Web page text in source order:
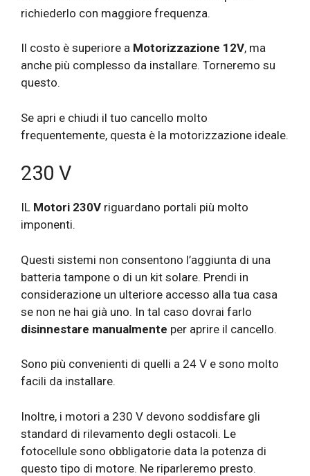
richiederlo con maggiore frequenza.
Il costo è superiore a Motorizzazione 12V, ma
anche più complesso da installare. Torneremo su
questo.
Se apri e chiudi il tuo cancello molto
frequentemente, questa è la motorizzazione ideale.
230 V
IL Motori 230V riguardano portali più molto
imponenti.
Questi sistemi non consentono l’aggiunta di una
batteria tampone o di un kit solare. Prendi in
considerazione un ulteriore accesso alla tua casa
se non ne hai già uno. In tal caso dovrai farlo
disinnestare manualmente per aprire il cancello.
Sono più convenienti di quelli a 24 V e sono molto
facili da installare.
Inoltre, i motori a 230 V devono soddisfare gli
standard di rilevamento degli ostacoli. Le
fotocellule sono obbligatorie data la potenza di
questo tipo di motore. Ne riparleremo presto.